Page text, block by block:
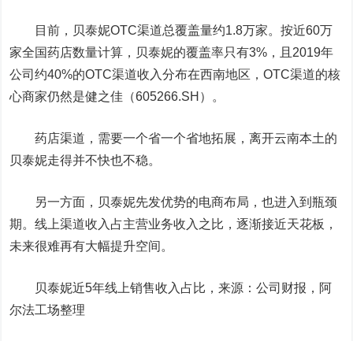
目前，贝泰妮OTC渠道总覆盖量约1.8万家。按近60万
家全国药店数量计算，贝泰妮的覆盖率只有3%，且2019年
公司约40%的OTC渠道收入分布在西南地区，OTC渠道的核
心商家仍然是健之佳 （605266.SH）。
药店渠道，需要一个省一个省地拓展，离开云南本土的
贝泰妮走得并不快也不稳。
另一方面，贝泰妮先发优势的电商布局，也进入到瓶颈
期。线上渠道收入占主营业务收入之比，逐渐接近天花板，
未来很难再有大幅提升空间。
贝泰妮近5年线上销售收入占比，来源：公司财报，阿
尔法工场整理